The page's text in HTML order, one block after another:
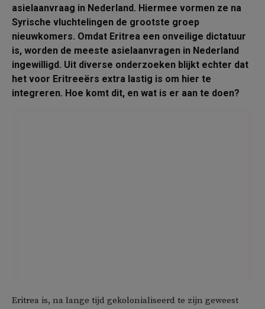
asielaanvraag in Nederland. Hiermee vormen ze na
Syrische vluchtelingen de grootste groep
nieuwkomers. Omdat Eritrea een onveilige dictatuur
is, worden de meeste asielaanvragen in Nederland
ingewilligd. Uit diverse onderzoeken blijkt echter dat
het voor Eritreeërs extra lastig is om hier te
integreren. Hoe komt dit, en wat is er aan te doen?
Eritrea is, na lange tijd gekolonialiseerd te zijn geweest